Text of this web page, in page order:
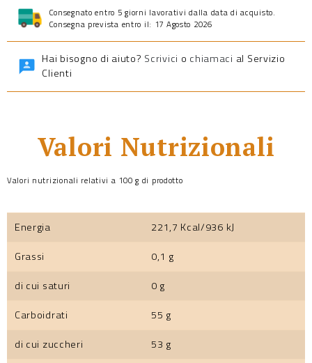
Consegnato entro 5 giorni lavorativi dalla data di acquisto.
Consegna prevista entro il: 17 Agosto 2026
Hai bisogno di aiuto? Scrivici o chiamaci al Servizio
Clienti
Valori Nutrizionali
Valori nutrizionali relativi a 100 g di prodotto
Energia
221,7 Kcal/936 kJ
Grassi
0,1 g
di cui saturi
0 g
Carboidrati
55 g
di cui zuccheri
53 g